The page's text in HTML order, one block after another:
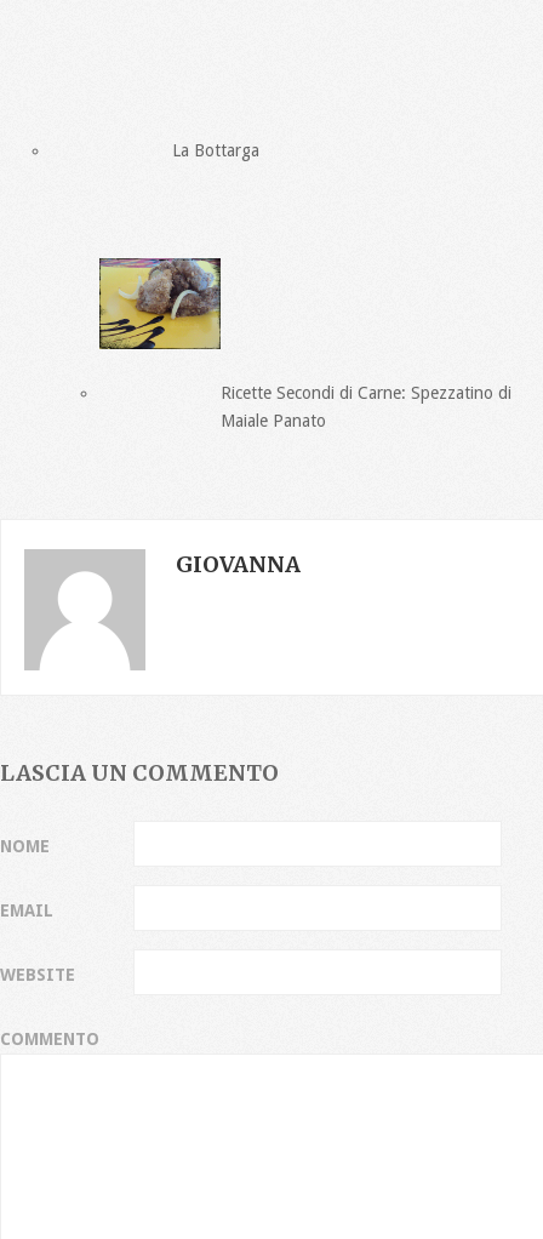
La Bottarga
Ricette Secondi di Carne: Spezzatino di
Maiale Panato
GIOVANNA
LASCIA UN COMMENTO
NOME
EMAIL
WEBSITE
COMMENTO